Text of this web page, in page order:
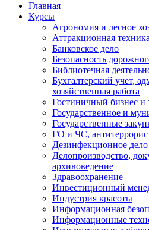
Главная
Курсы
Агрономия и лесное
Аттракционная техника
Банковское дело
Безопасность
Библиотечная
Бухгалтерский учет,
хозяйственная работа
Гостиничный бизнес и
Государственное и
Государственные
ГО и ЧС,
Дезинфекционное дело
Делопроизводство,
архивоведение
Здравоохранение
Инвестиционный
Индустрия красоты
Информационная
Информационные